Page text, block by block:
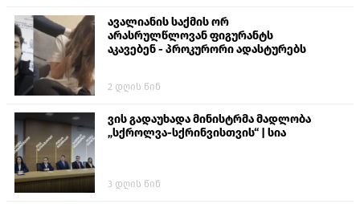
ავალიანის საქმის ორ
არასრულწლოვან ფიგურანტს
აკავებენ - პროკურორი ადასტურებს
2 დღის წინ
ვის გადაუხადა მინისტრმა მადლობა
„სქროლვა-სქრინვისთვის“ | სია
3 დღის წინ